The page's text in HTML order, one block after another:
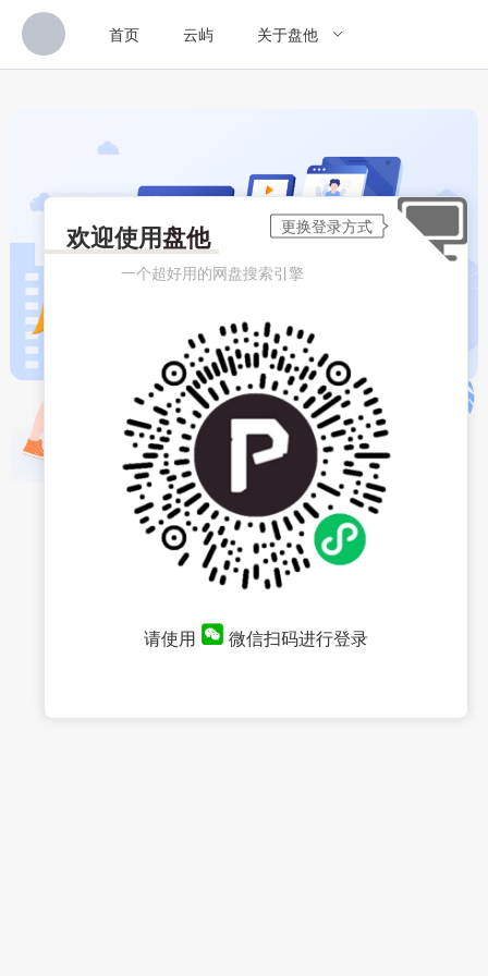
首页 云屿 关于盘他
欢迎使用盘他
一个超好用的网盘搜索引擎
请使用 微信扫码进行登录